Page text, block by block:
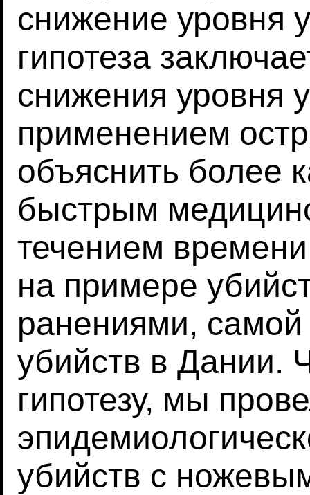
снижение уровня
гипотеза
снижения уровня
применением
объяснить более
быстрым
течением
на примере
ранениями,
убийств в Дании.
гипотезу, мы
убийств с